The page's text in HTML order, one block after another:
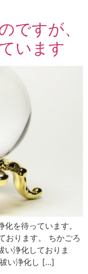
ですが、
います
を待っています。
おります。 ちかごろ
い浄化しておりま
い浄化し […]